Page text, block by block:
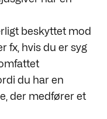
beskyttet mod
fx, hvis du er syg
du har en
der medfører et